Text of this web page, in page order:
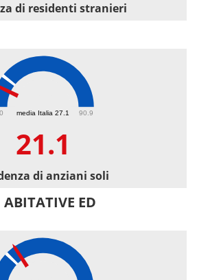
di residenti stranieri
media Italia 27.1 90.9
21.1
di anziani soli
ED